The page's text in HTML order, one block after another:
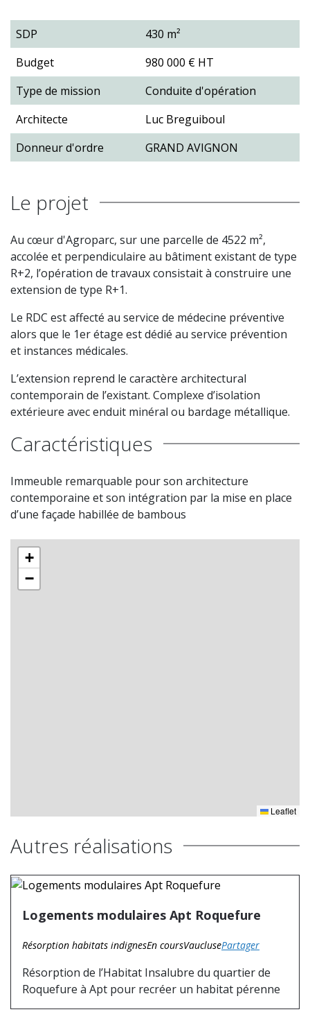
SDP
430 m²
Budget
980 000 € HT
Type de mission
Conduite d'opération
Architecte
Luc Breguiboul
Donneur d'ordre
GRAND AVIGNON
Le projet
Au cœur d'Agroparc, sur une parcelle de 4522 m²,
accolée et perpendiculaire au bâtiment existant de type
R+2, l’opération de travaux consistait à construire une
extension de type R+1.
Le RDC est affecté au service de médecine préventive
alors que le 1er étage est dédié au service prévention
et instances médicales.
L’extension reprend le caractère architectural
contemporain de l’existant. Complexe d’isolation
extérieure avec enduit minéral ou bardage métallique.
Caractéristiques
Immeuble remarquable pour son architecture
contemporaine et son intégration par la mise en place
d’une façade habillée de bambous
+
−
Leaflet
Autres réalisations
Logements modulaires Apt Roquefure
Résorption habitats indignesEn coursVauclusePartager
Résorption de l’Habitat Insalubre du quartier de
Roquefure à Apt pour recréer un habitat pérenne